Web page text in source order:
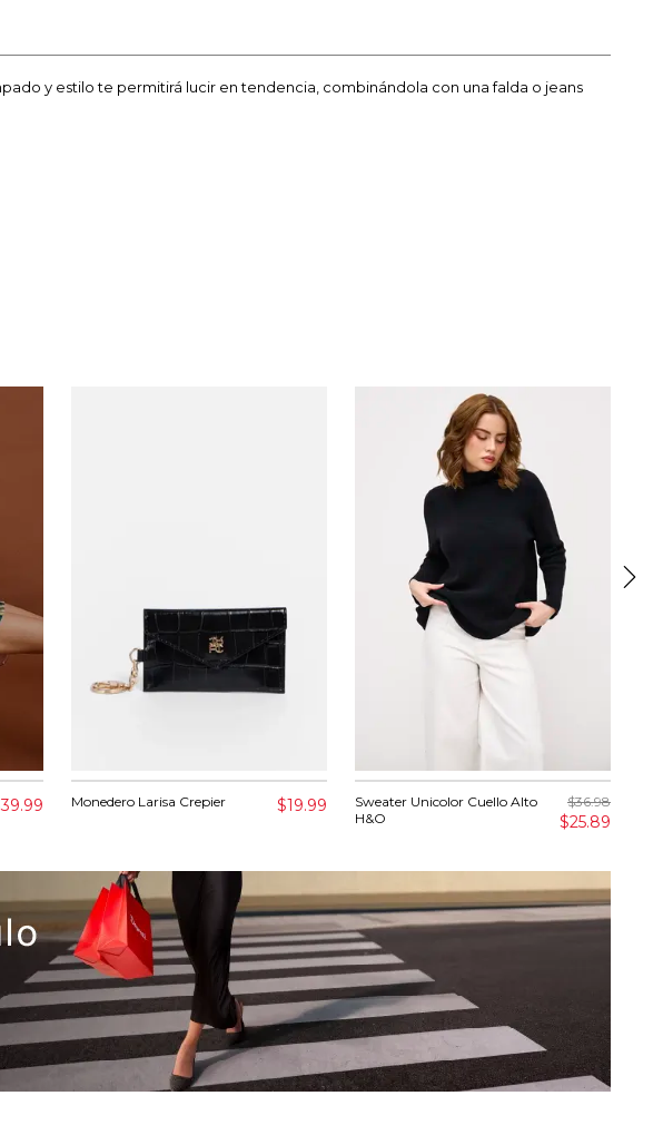
y estilo te permitirá lucir en tendencia, combinándola con una falda o jeans
Monedero Larisa Crepier $19.99
Sweater Unicolor Cuello Alto
H&O
$36.98
$25.89